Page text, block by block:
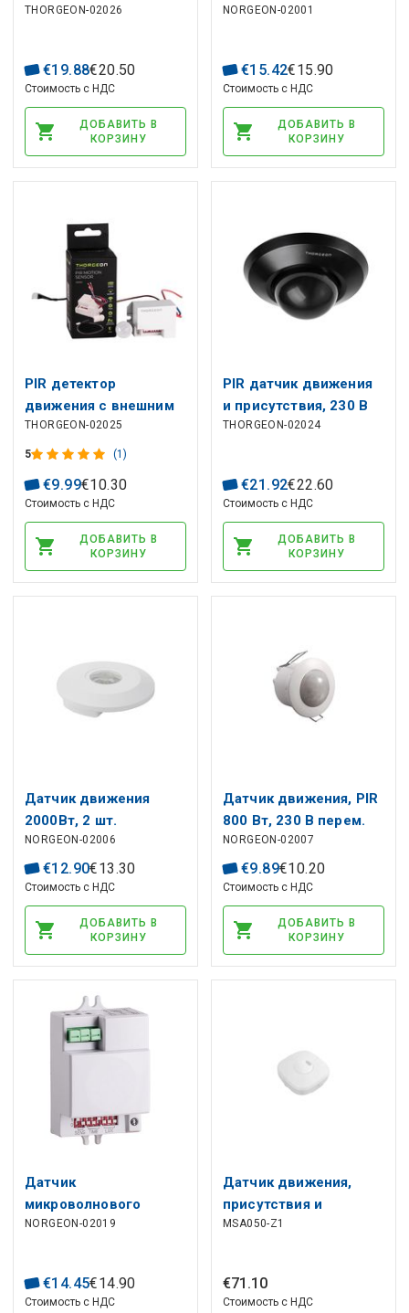
тока, 1200 Вт, 8 м,
THORGEON-02026
€19.88€20.50
Стоимость с НДС
ДОБАВИТЬ В
КОРЗИНУ
230Вак, 1-8м, 2000Вт
NORGEON-02001
€15.42€15.90
Стоимость с НДС
ДОБАВИТЬ В
КОРЗИНУ
PIR детектор
движения с внешним
датчиком, 230Vac,
800W, 6м, IP65
THORGEON-02025
5 (1)
€9.99€10.30
Стоимость с НДС
ДОБАВИТЬ В
КОРЗИНУ
PIR датчик движения
и присутствия, 230 В
переменного тока,
поверхностный
монтаж, черный
THORGEON-02024
€21 .92€22.60
Стоимость с НДС
ДОБАВИТЬ В
КОРЗИНУ
Датчик движения
2000Вт, 2 шт.
NORGEON-02006
€12.90€13 .30
Стоимость с НДС
ДОБАВИТЬ В
КОРЗИНУ
Датчик движения, PIR
800 Вт, 230 В перем.
Тока, 360 °, 6 м,
встраиваемый, IP20,
THORGEON
NORGEON-02007
€9.89€10.20
Стоимость с НДС
ДОБАВИТЬ В
КОРЗИНУ
Датчик
микроволнового
выключателя 5-15м
NORGEON-02019
€14.45€14.90
Стоимость с НДС
Датчик движения,
присутствия и
освещенности,
ZigBee TUYA
MSA050-Z1
€71 .10
Стоимость с НДС